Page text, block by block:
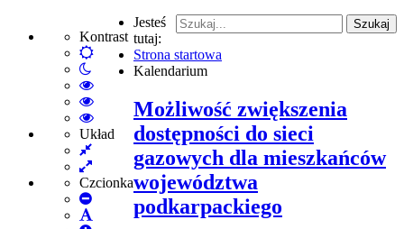
Kontrast
Default
mode
Włącz
tryb
nocny
High
Contrast
Black
White
High
Contrast
Black
High
Contrast
mode
Układ
Fixed
layout
Wide
layout
Czcionka
Set
Smaller
Szukaj
Jesteś
tutaj:
Strona startowa
Kalendarium
Możliwość zwiększenia
dostępności do sieci
gazowych dla mieszkańców
województwa
podkarpackiego